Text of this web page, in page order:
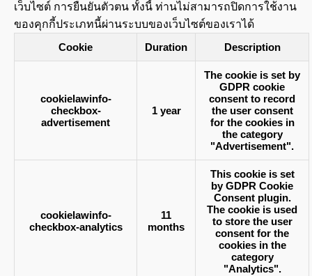
เว็บไซต์ การยืนยันตัวตน ทั้งนี้ ท่านไม่สามารถปิดการใช้งาน
ของคุกกี้ประเภทนี้ผ่านระบบของเว็บไซต์ของเราได้
Cookie
Duration Description
cookielawinfo-
checkbox-
advertisement
1 year
The cookie is set by
GDPR cookie
consent to record
the user consent
for the cookies in
the category
"Advertisement".
cookielawinfo-
checkbox-analytics
11
months
This cookie is set
by GDPR Cookie
Consent plugin.
The cookie is used
to store the user
consent for the
cookies in the
category
"Analytics".